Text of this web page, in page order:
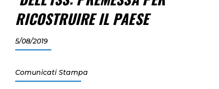
RICOSTRUIRE IL PAESE
5/08/2019
Comunicati Stampa